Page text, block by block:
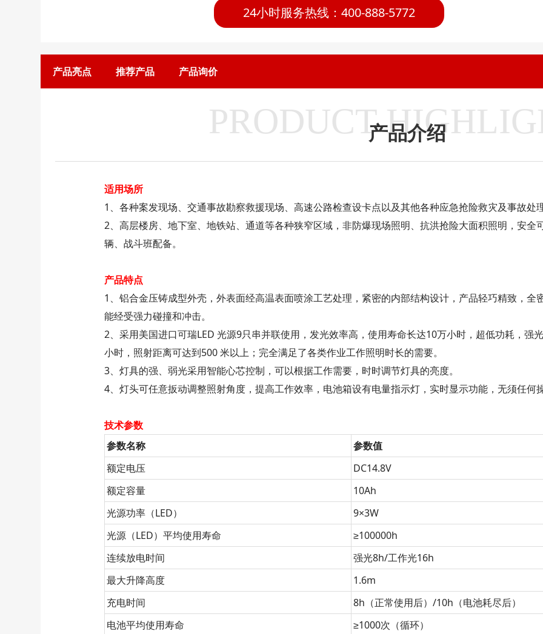
24小时服务热线：400-888-5772
产品亮点 推荐产品 产品询价
PRODUCT产品介绍
适用场所
1、各种案发现场、交通事故勘察救援现场、高速公路检查设卡点以及其他各种应急抢险救灾及事故处
2、高层楼房、地下室、地铁站、通道等各种狭窄区域，非防爆现场照明、抗洪抢险大面积照明，安全
辆、战斗班配备。
产品特点
1、铝合金压铸成型外壳，外表面经高温表面喷涂工艺处理，紧密的内部结构设计，产品轻巧精致，全
能经受强力碰撞和冲击。
2、采用美国进口可瑞LED 光源9只串并联使用，发光效率高，使用寿命长达10万小时，超低功耗，强
小时，照射距离可达到500 米以上；完全满足了各类作业工作照明时长的需要。
3、灯具的强、弱光采用智能心芯控制，可以根据工作需要，时时调节灯具的亮度。
4、灯头可任意扳动调整照射角度，提高工作效率，电池箱设有电量指示灯，实时显示功能，无须任何
技术参数
参数名称
参数值
额定电压
DC14.8V
额定容量
10Ah
光源功率（LED）
9×3W
光源（LED）平均使用寿命
≥100000h
连续放电时间
强光8h/工作光16h
最大升降高度
1.6m
充电时间
8h（正常使用后）/10h（电池耗尽后）
电池平均使用寿命
≥1000次（循环）